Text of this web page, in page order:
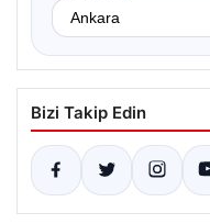
Bizi Takip Edin